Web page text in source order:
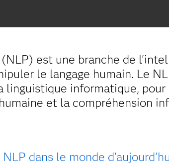
est une branche de
le langage humain. Le
informatique,
humaine et la compréhension
NLP dans le monde